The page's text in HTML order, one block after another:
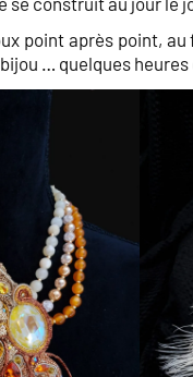
se construit au jour le
point après point,
… quelques